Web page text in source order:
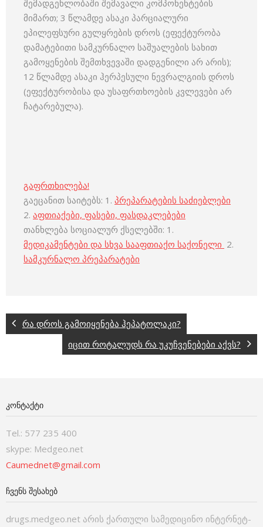
შემადგენლობაში შემავალი კომპონენტების
მიმართ; 3 წლამდე ასაკი პარციალური
ეპილეფსური გულყრების დროს (ეფექტურობა
დამატებითი სამკურნალო საშუალების სახით
გამოყენების შემთხვევაში დადგენილი არ არის);
12 წლამდე ასაკი ჰერპესული ნევრალგიის დროს
(ეფექტურობისა და უსაფრთხოების კვლევები არ
ჩატარებულა).
გაფრთხილება!
გაეცანით საიტებს: 1. პრეპარატების საძიებლები
2. აფთიაქები, ფასები, ფასდაკლებები
თანხლება სოციალურ ქსელებში: 1.
მედიკამენტები და სხვა სააფთიაქო საქონელი 2.
სამკურნალო პრეპარატები
რა დროს გამოიყენება ჰეპატოლაკი?
იცით როტალუდს რა უკუჩვენებები აქვს?
ᲙᲝᲜᲢᲐᲥᲢᲘ
Tel.: 577 235 400
skype: Medgeo.net
Caumednet@gmail.com
ᲩᲕᲔᲜᲡ ᲨᲔᲡᲐᲮᲔᲑ
drugs.medgeo.net არის ქართული სამედიცინო ინტერნეტ-